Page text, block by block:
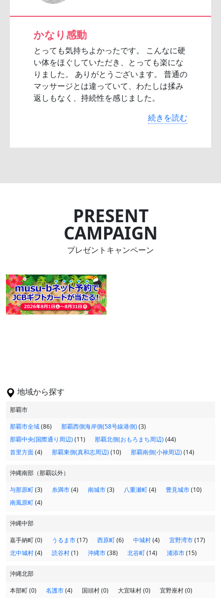
かなり感動
とっても気持ちよかったです。 こんなに硬
い体をほぐしていただき、とっても楽にな
りました。 ありがとうございます。 普通の
マッサージとは違っていて、わたしは揉み
返しもなく、持続性を感じました。
続きを読む
PRESENT
CAMPAIGN
プレゼントキャンペーン
地域から探す
那覇市
那覇市全域(86) 那覇西側海岸側(58号線港側)(3)
那覇中央(国際通り周辺)(11) 那覇北側(おもろまち周辺)(44)
首里方面(4) 那覇東側(真和志周辺)(10) 那覇南側(小禄周辺)(14)
沖縄南部（那覇以外）
与那原町(3) 糸満市(4) 南城市(3) 八重瀬町(4) 豊見城市(10)
南風原町(4)
沖縄中部
嘉手納町 (0)
うるま市(17) 西原町(6) 中城村(4) 宜野湾市(17)
北中城村(4) 読谷村(1) 沖縄市(38) 北谷町(14) 浦添市(15)
沖縄北部
本部町 (0)
名護市(4) 国頭村 (0) 大宜味村 (0)
宜野座村 (0)